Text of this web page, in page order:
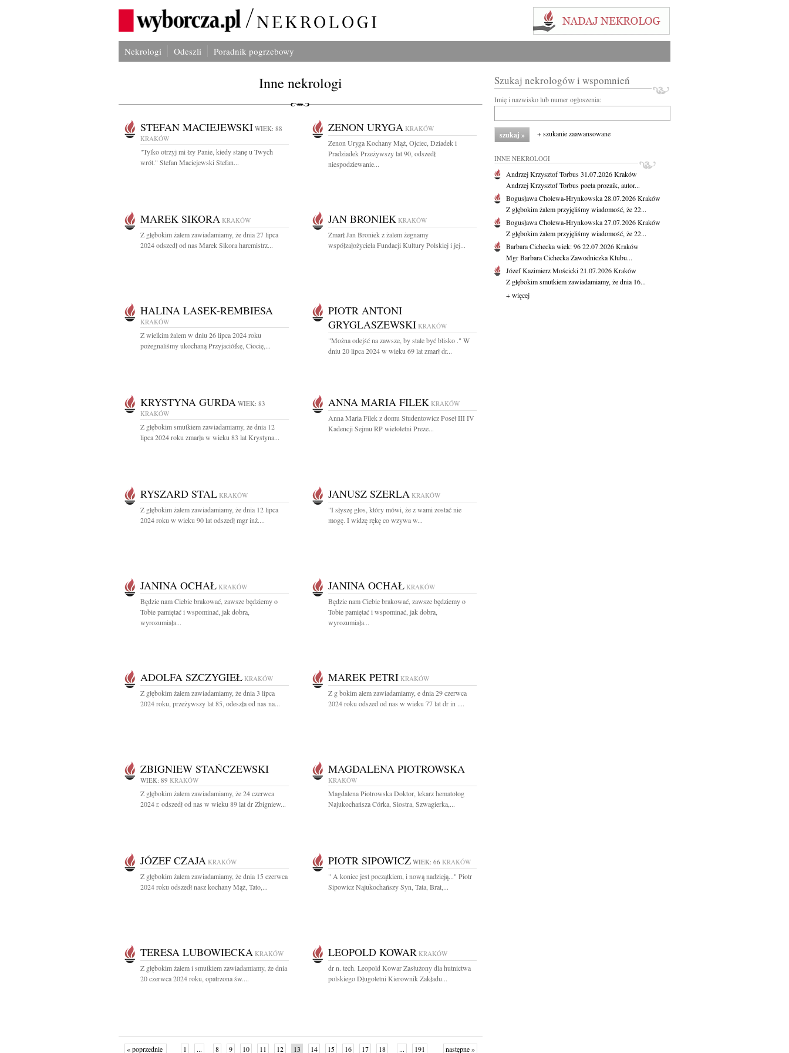
Nekrologi Odeszli Poradnik pogrzebowy
Inne nekrologi
STEFAN MACIEJEWSKI WIEK: 88
KRAKÓW
"Tylko otrzyj mi łzy Panie, kiedy stanę u Twych
wrót." Stefan Maciejewski Stefan...
ZENON URYGA KRAKÓW
Zenon Uryga Kochany Mąż, Ojciec, Dziadek i
Pradziadek Przeżywszy lat 90, odszedł
niespodziewanie...
MAREK SIKORA KRAKÓW
Z głębokim żalem zawiadamiamy, że dnia 27 lipca
2024 odszedł od nas Marek Sikora harcmistrz...
JAN BRONIEK KRAKÓW
Zmarł Jan Broniek z żalem żegnamy
współzałożyciela Fundacji Kultury Polskiej i jej...
HALINA LASEK-REMBIESA
KRAKÓW
Z wielkim żalem w dniu 26 lipca 2024 roku
pożegnaliśmy ukochaną Przyjaciółkę, Ciocię,...
PIOTR ANTONI
GRYGLASZEWSKI KRAKÓW
"Można odejść na zawsze, by stale być blisko ." W
dniu 20 lipca 2024 w wieku 69 lat zmarł dr...
KRYSTYNA GURDA WIEK: 83
KRAKÓW
Z głębokim smutkiem zawiadamiamy, że dnia 12
lipca 2024 roku zmarła w wieku 83 lat Krystyna...
ANNA MARIA FILEK KRAKÓW
Anna Maria Filek z domu Studentowicz Poseł III IV
Kadencji Sejmu RP wieloletni Preze...
RYSZARD STAL KRAKÓW
Z głębokim żalem zawiadamiamy, że dnia 12 lipca
2024 roku w wieku 90 lat odszedł mgr inż....
JANUSZ SZERLA KRAKÓW
"I słyszę głos, który mówi, że z wami zostać nie
mogę. I widzę rękę co wzywa w...
JANINA OCHAŁ KRAKÓW
Będzie nam Ciebie brakować, zawsze będziemy o
Tobie pamiętać i wspominać, jak dobra,
wyrozumiała...
JANINA OCHAŁ KRAKÓW
Będzie nam Ciebie brakować, zawsze będziemy o
Tobie pamiętać i wspominać, jak dobra,
wyrozumiała...
ADOLFA SZCZYGIEŁ KRAKÓW
Z głębokim żalem zawiadamiamy, że dnia 3 lipca
2024 roku, przeżywszy lat 85, odeszła od nas na...
MAREK PETRI KRAKÓW
Z g bokim alem zawiadamiamy, e dnia 29 czerwca
2024 roku odszed od nas w wieku 77 lat dr in ....
ZBIGNIEW STAŃCZEWSKI
WIEK: 89 KRAKÓW
Z głębokim żalem zawiadamiamy, że 24 czerwca
2024 r. odszedł od nas w wieku 89 lat dr Zbigniew...
MAGDALENA PIOTROWSKA
KRAKÓW
Magdalena Piotrowska Doktor, lekarz hematolog
Najukochańsza Córka, Siostra, Szwagierka,...
JÓZEF CZAJA KRAKÓW
Z głębokim żalem zawiadamiamy, że dnia 15 czerwca
2024 roku odszedł nasz kochany Mąż, Tato,...
PIOTR SIPOWICZ WIEK: 66 KRAKÓW
" A koniec jest początkiem, i nową nadzieją..." Piotr
Sipowicz Najukochańszy Syn, Tata, Brat,...
TERESA LUBOWIECKA KRAKÓW
Z głębokim żalem i smutkiem zawiadamiamy, że dnia
20 czerwca 2024 roku, opatrzona św....
LEOPOLD KOWAR KRAKÓW
dr n. tech. Leopold Kowar Zasłużony dla hutnictwa
polskiego Długoletni Kierownik Zakładu...
« poprzednie 1 ... 8 9 10 11 12 13 14 15 16 17 18 ... 191 następne »
Szukaj nekrologów i wspomnień
Imię i nazwisko lub numer ogłoszenia:
+ szukanie zaawansowane
INNE NEKROLOGI
Andrzej Krzysztof Torbus31.07.2026Kraków
Andrzej Krzysztof Torbus poeta prozaik, autor...
Bogusława Cholewa-Hrynkowska28.07.2026Kraków
Z głębokim żalem przyjęliśmy wiadomość, że 22...
Bogusława Cholewa-Hrynkowska27.07.2026Kraków
Z głębokim żalem przyjęliśmy wiadomość, że 22...
Barbara Cicheckawiek: 9622.07.2026Kraków
Mgr Barbara Cichecka Zawodniczka Klubu...
Józef Kazimierz Mościcki21.07.2026Kraków
Z głębokim smutkiem zawiadamiamy, że dnia 16...
+ więcej